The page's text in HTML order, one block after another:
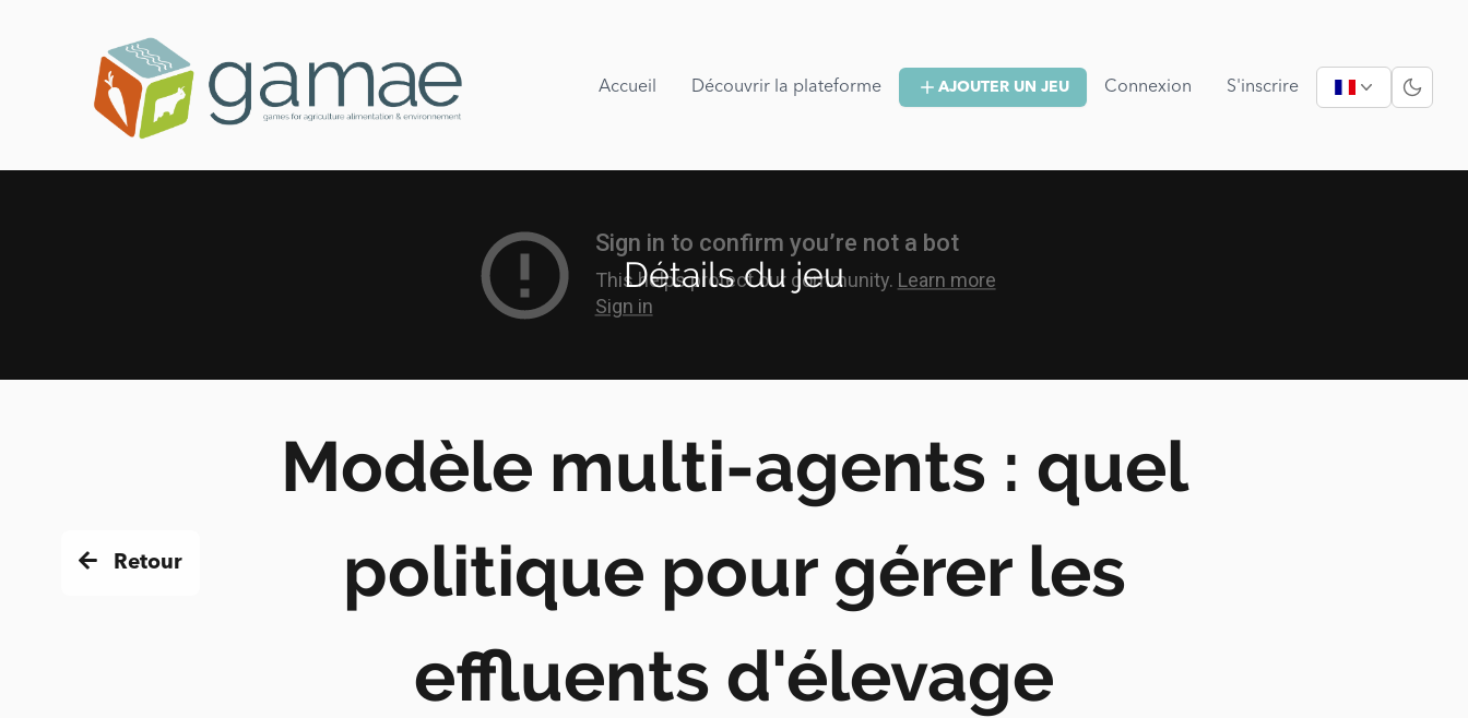
Accueil Découvrir la plateforme AJOUTER UN JEU Connexion S'inscrire
Détails du jeu
Retour
Modèle multi-agents : quel
politique pour gérer les
effluents d'élevage